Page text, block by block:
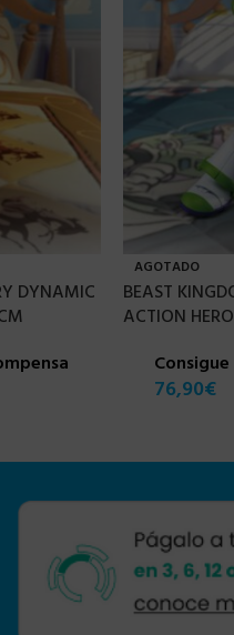
DYNAMIC
AGOTADO
BEAST
ACTION
76,90€